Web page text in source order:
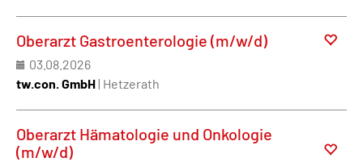
Oberarzt Gastroenterologie (m/w/d)
03.08.2026
tw.con. GmbH| Hetzerath
Oberarzt Hämatologie und Onkologie
(m/w/d)